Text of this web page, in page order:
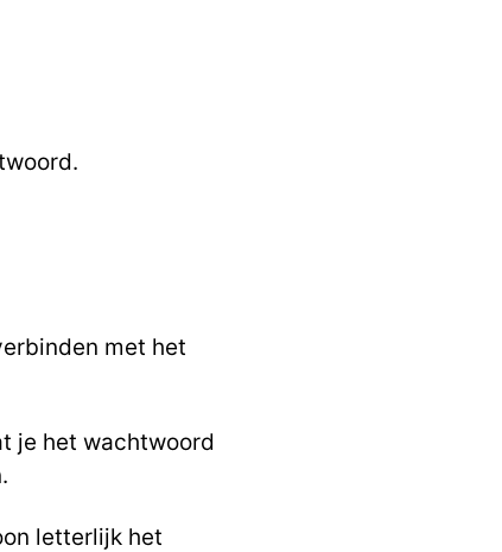
met het
je het wachtwoord
letterlijk het